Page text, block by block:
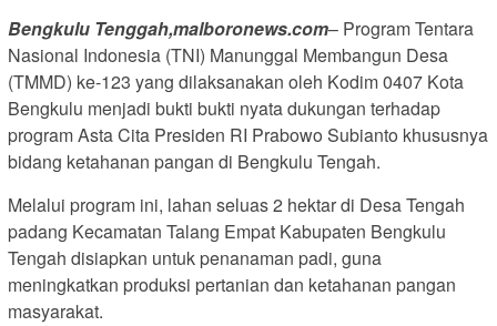
Bengkulu Tenggah,malboronews.com– Program Tentara
Nasional Indonesia (TNI) Manunggal Membangun Desa
(TMMD) ke-123 yang dilaksanakan oleh Kodim 0407 Kota
Bengkulu menjadi bukti bukti nyata dukungan terhadap
program Asta Cita Presiden RI Prabowo Subianto khususnya
bidang ketahanan pangan di Bengkulu Tengah.
Melalui program ini, lahan seluas 2 hektar di Desa Tengah
padang Kecamatan Talang Empat Kabupaten Bengkulu
Tengah disiapkan untuk penanaman padi, guna
meningkatkan produksi pertanian dan ketahanan pangan
masyarakat.